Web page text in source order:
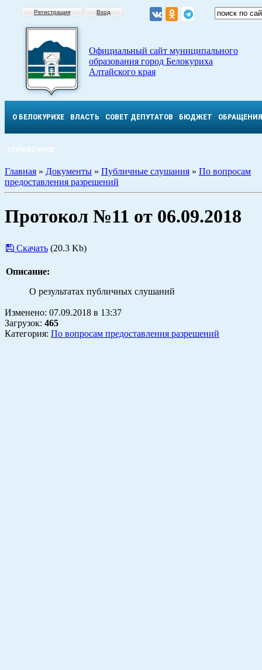
Регистрация Вход
Официальный сайт муниципального
образования город Белокуриха
Алтайского края
О БЕЛОКУРИХЕ ВЛАСТЬ СОВЕТ ДЕПУТАТОВ БЮДЖЕТ ОБРАЩЕНИЯ
СПРАВОЧНОЕ
Главная » Документы » Публичные слушания » По вопросам
предоставления разрешений
Протокол №11 от 06.09.2018
Скачать (20.3 Kb)
Описание:
О результатах публичных слушаний
Изменено: 07.09.2018 в 13:37
Загрузок: 465
Категория: По вопросам предоставления разрешений